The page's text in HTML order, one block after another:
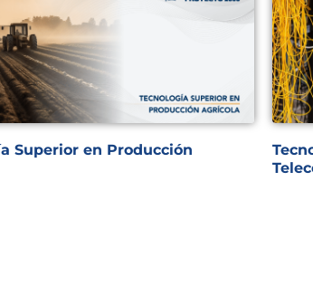
Superior en Producción